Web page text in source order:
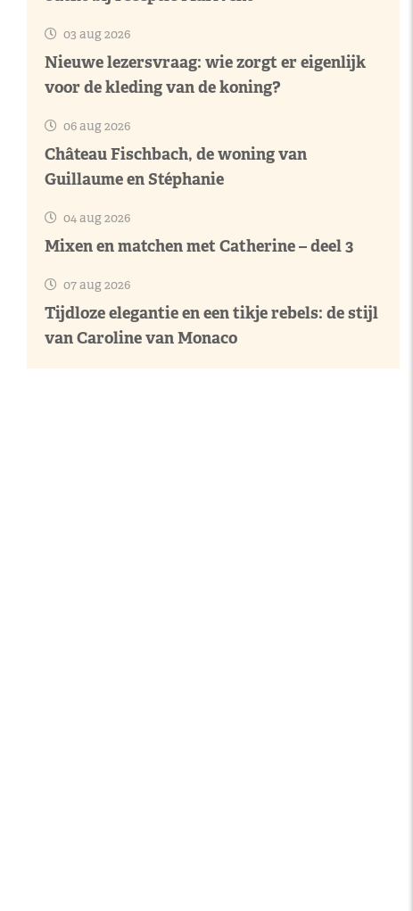
03 aug 2026
Nieuwe lezersvraag: wie zorgt er eigenlijk
voor de kleding van de koning?
06 aug 2026
Château Fischbach, de woning van
Guillaume en Stéphanie
04 aug 2026
Mixen en matchen met Catherine – deel 3
07 aug 2026
Tijdloze elegantie en een tikje rebels: de stijl
van Caroline van Monaco